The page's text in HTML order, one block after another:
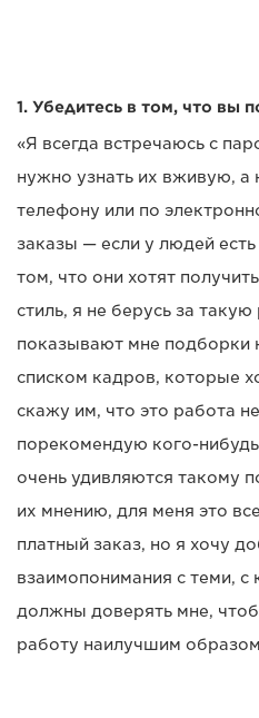
1. Убедитесь в том, что вы
«Я всегда встречаюсь с
нужно узнать их вживую, а
телефону или по
заказы — если у людей
том, что они хотят
стиль, я не берусь за
показывают мне подборки
списком кадров, которые
скажу им, что это работа
порекомендую кого-
очень удивляются такому
их мнению, для меня это
платный заказ, но я хочу
взаимопонимания с теми,
должны доверять мне,
работу наилучшим